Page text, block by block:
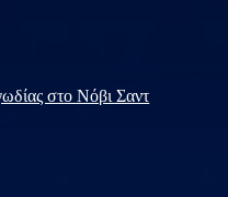
στο Νόβι Σαντ